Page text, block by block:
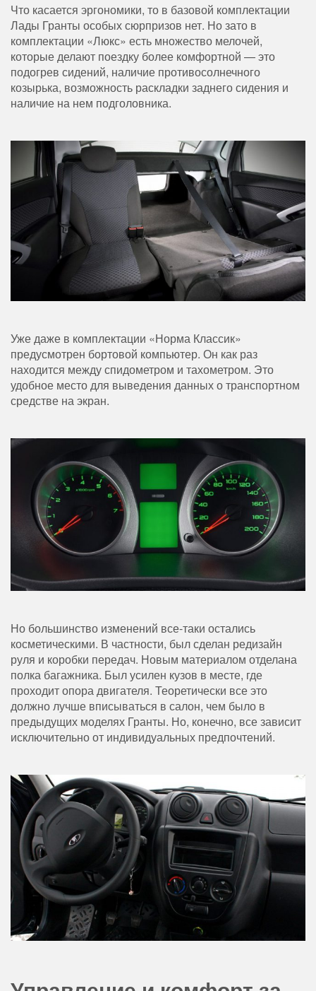
Что касается эргономики, то в базовой комплектации
Лады Гранты особых сюрпризов нет. Но зато в
комплектации «Люкс» есть множество мелочей,
которые делают поездку более комфортной — это
подогрев сидений, наличие противосолнечного
козырька, возможность раскладки заднего сидения и
наличие на нем подголовника.
Уже даже в комплектации «Норма Классик»
предусмотрен бортовой компьютер. Он как раз
находится между спидометром и тахометром. Это
удобное место для выведения данных о транспортном
средстве на экран.
Но большинство изменений все-таки остались
косметическими. В частности, был сделан редизайн
руля и коробки передач. Новым материалом отделана
полка багажника. Был усилен кузов в месте, где
проходит опора двигателя. Теоретически все это
должно лучше вписываться в салон, чем было в
предыдущих моделях Гранты. Но, конечно, все зависит
исключительно от индивидуальных предпочтений.